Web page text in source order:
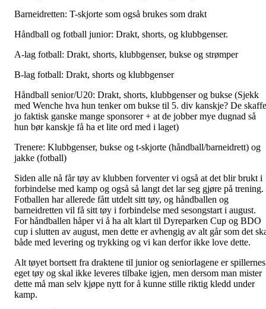
Barneidretten: T-skjorte som også brukes som drakt
Håndball og fotball junior: Drakt, shorts, og klubbgenser.
A-lag fotball: Drakt, shorts, klubbgenser, bukse og strømper
B-lag fotball: Drakt, shorts og klubbgenser
Håndball senior/U20: Drakt, shorts, klubbgenser og bukse (Sjekk
med Wenche hva hun tenker om bukse til 5. div kanskje? De
jo faktisk ganske mange sponsorer + at de jobber mye dugnad så
hun bør kanskje få ha et lite ord med i laget)
Trenere: Klubbgenser, bukse og t-skjorte (håndball/barneidrett) og
jakke (fotball)
Siden alle nå får tøy av klubben forventer vi også at det blir brukt i
forbindelse med kamp og også så langt det lar seg gjøre på trening.
Fotballen har allerede fått utdelt sitt tøy, og håndballen og
barneidretten vil få sitt tøy i forbindelse med sesongstart i august.
For håndballen håper vi å ha alt klart til Dyreparken Cup og BDO
cup i slutten av august, men dette er avhengig av alt går som det
både med levering og trykking og vi kan derfor ikke love dette.
Alt tøyet bortsett fra draktene til junior og seniorlagene er spillernes
eget tøy og skal ikke leveres tilbake igjen, men dersom man mister
dette må man selv kjøpe nytt for å kunne stille riktig kledd under
kamp.